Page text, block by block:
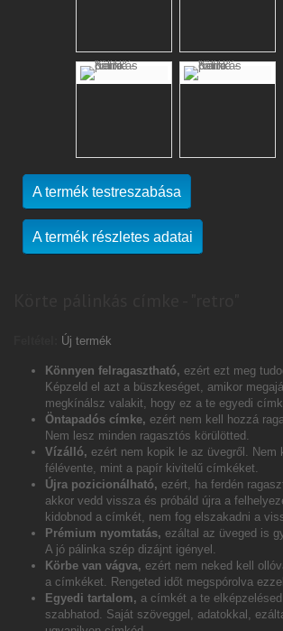
A termék testreszabása
A termék részletes adatai
Új termék
Könnyen felragasztható, ezért ezt meg
Képzeld el azt a büszkeséget, amikor
megkínálsz valakit, hogy ez a te egyedi
Öntapadós címke, ezért nem kell hozzá
Nem lesz minden ragasztós körülötted.
Vízálló, ezért nem kopik le az üvegről. Nem
félévente, mint a papír kivitelű címkéket.
Újra pozicionálható, ezért, ha ferdén
akkor vedd vissza és próbáld újra a
kidobnod a címkét, nem fog elszakadni a
Prémium nyomtatás, ezáltal az üveged is
A jó pálinka szép dizájnt igényel.
Körbe van vágva, ezért nem neked kell
a címkéket. Rengeted időt megspórolva
Egyedi tartalom, a címkét a te
szabhatod. Saját szöveggel, adatokkal,